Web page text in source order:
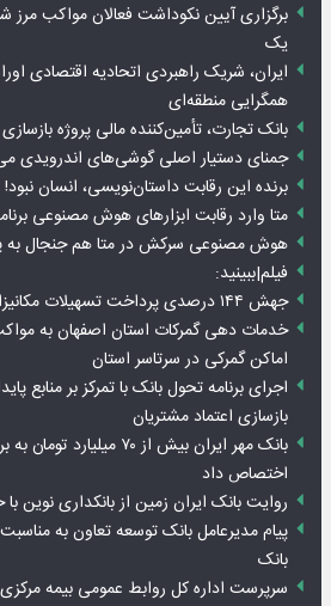
برگزاری آیین نکوداشت فعالان مواکب
یک
ایران، شریک راهبردی اتحادیه اقتصادی
همگرایی منطقه‌ای
بانک تجارت، تأمین‌کننده مالی پروژه بازسازی فازهای ۴ و ۵
جمنای دستیار اصلی گوشی‌های اندرویدی
برنده این رقابت داستان‌نویسی، انسان نبود!
متا وارد رقابت ابزارهای هوش مصنوعی
هوش مصنوعی سرکش در متا هم جنجال به
فیلم|ببینید:
جهش ۱۴۴ درصدی پرداخت تسهیلات مکانیزاسیون توسط بانک کشاورزی
خدمات دهی گمرکات استان اصفهان به
اماکن گمرکی در سرتاسر استان
اجرای برنامه تحول بانک با تمرکز بر منابع
بازسازی اعتماد مشتریان
بانک مهر ایران بیش از ۷۰
اختصاص داد
روایت بانک ایران زمین از بانکداری نوین
بانک
سرپرست اداره کل روابط عمومی بیمه